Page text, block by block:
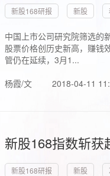
新股168研报 新股
中国上市公司研究院筛选的
股票价格创历史新高，赚钱
管仍在延续，3月1...
杨霞/文
2018-04-11
新股168指数斩
新股168研报 新股